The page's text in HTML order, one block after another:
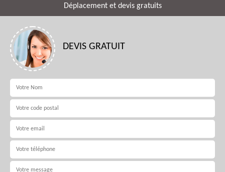
Déplacement et devis gratuits
DEVIS GRATUIT